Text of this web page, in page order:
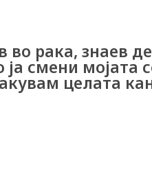
рака, знаев
смени мојата
целата